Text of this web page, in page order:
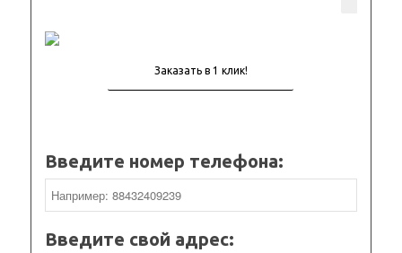
Введите номер телефона:
Введите свой адрес: